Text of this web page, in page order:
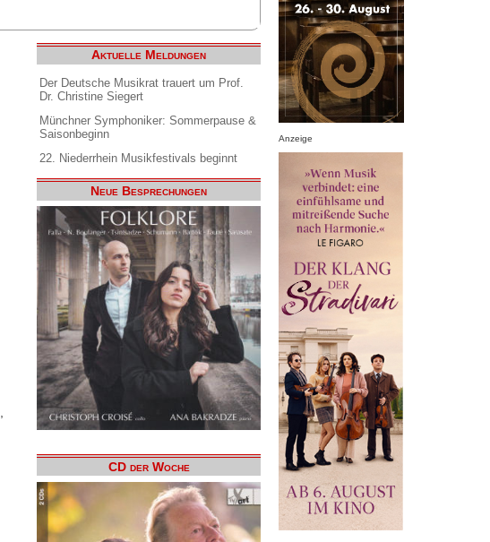
Aktuelle Meldungen
Der Deutsche Musikrat trauert um Prof.
Dr. Christine Siegert
Münchner Symphoniker: Sommerpause &
Saisonbeginn
22. Niederrhein Musikfestivals beginnt
Neue Besprechungen
CD der Woche
Anzeige